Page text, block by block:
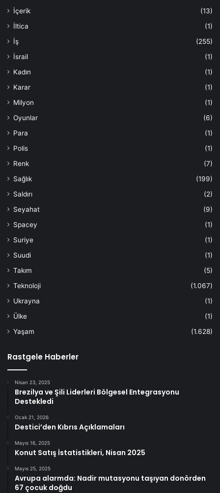
İçerik
(13)
İltica
(1)
İş
(255)
İsrail
(1)
Kadın
(1)
Karar
(1)
Milyon
(1)
Oyunlar
(6)
Para
(1)
Polis
(1)
Renk
(7)
Sağlık
(199)
Saldırı
(2)
Seyahat
(9)
Spacey
(1)
Suriye
(1)
Suudi
(1)
Takım
(5)
Teknoloji
(1.067)
Ukrayna
(1)
Ülke
(1)
Yaşam
(1.628)
Rastgele Haberler
Nisan 23, 2025
Brezilya ve Şili Liderleri Bölgesel Entegrasyonu
Destekledi
Ocak 21, 2026
Destici’den Kıbrıs Açıklamaları
Mayıs 16, 2025
Konut Satış İstatistikleri, Nisan 2025
Mayıs 25, 2025
Avrupa alarmda: Nadir mutasyonu taşıyan donörden
67 çocuk doğdu